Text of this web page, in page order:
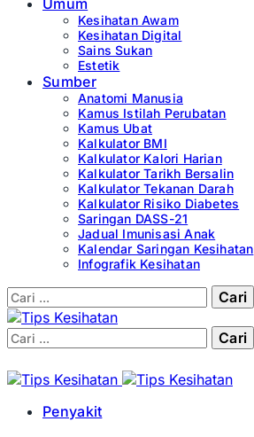
Umum
Kesihatan Awam
Kesihatan Digital
Sains Sukan
Estetik
Sumber
Anatomi Manusia
Kamus Istilah Perubatan
Kamus Ubat
Kalkulator BMI
Kalkulator Kalori Harian
Kalkulator Tarikh Bersalin
Kalkulator Tekanan Darah
Kalkulator Risiko Diabetes
Saringan DASS-21
Jadual Imunisasi Anak
Kalendar Saringan Kesihatan
Infografik Kesihatan
Cari:
Cari:
Penyakit